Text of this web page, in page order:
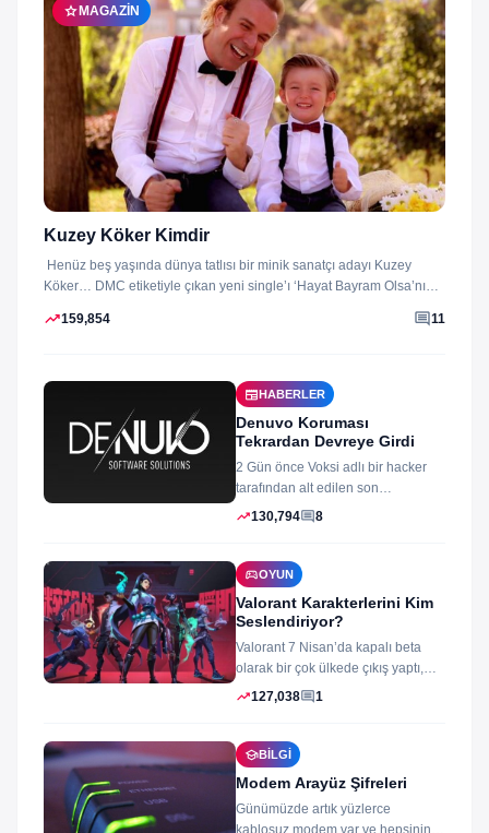
starMAGAZIN
Kuzey Köker Kimdir
Henüz beş yaşında dünya tatlısı bir minik sanatçı adayı Kuzey
Köker… DMC etiketiyle çıkan yeni single’ı ‘Hayat Bayram Olsa’nın
trending_up159,854 comment11
newspaper HABERLER
Denuvo Koruması
Tekrardan Devreye Girdi
2 Gün önce Voksi adlı bir hacker
tarafından alt edilen son
dönemlerin yıkılmaz korsan
trending_up130,794comment8
sports_esportsOYUN
Valorant Karakterlerini Kim
Seslendiriyor?
Valorant 7 Nisan’da kapalı beta
olarak bir çok ülkede çıkış yaptı,
oyun izleyenler ve oynayanlar...
trending_up127,038comment1
schoolBILGI
Modem Arayüz Şifreleri
Günümüzde artık yüzlerce